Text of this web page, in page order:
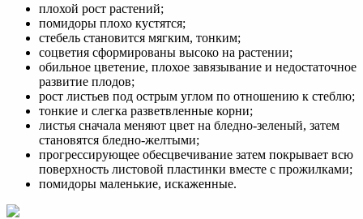
плохой рост растений;
помидоры плохо кустятся;
стебель становится мягким, тонким;
соцветия сформированы высоко на растении;
обильное цветение, плохое завязывание и недостаточное
развитие плодов;
рост листьев под острым углом по отношению к стеблю;
тонкие и слегка разветвленные корни;
листья сначала меняют цвет на бледно-зеленый, затем
становятся бледно-желтыми;
прогрессирующее обесцвечивание затем покрывает всю
поверхность листовой пластинки вместе с прожилками;
помидоры маленькие, искаженные.